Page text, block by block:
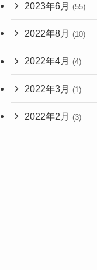
2023年6月 (55)
2022年8月 (10)
2022年4月 (4)
2022年3月 (1)
2022年2月 (3)